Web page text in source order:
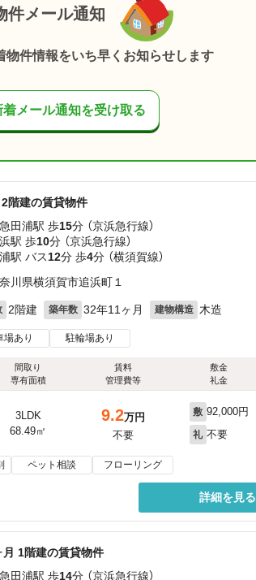
件メール通知
物件情報をいち早くお知らせします
着メール通知を受け取る
階建の賃貸物件
田浦駅 歩15分 （京浜急行線）
駅 歩10分 （京浜急行線）
駅 バス12分 歩4分 （横須賀線）
川県横須賀市追浜町１
2階建 築年数 32年11ヶ月 建物構造 木造
場あり 駐輪場あり
間取り
専有面積
賃料
管理費等
敷金
礼金
3LDK
68.49㎡
9.2万円
不要
敷 92,000円
礼 不要
ペット相談 フローリング
詳細を見る
1階建の賃貸物件
田浦駅 歩14分 （京浜急行線）